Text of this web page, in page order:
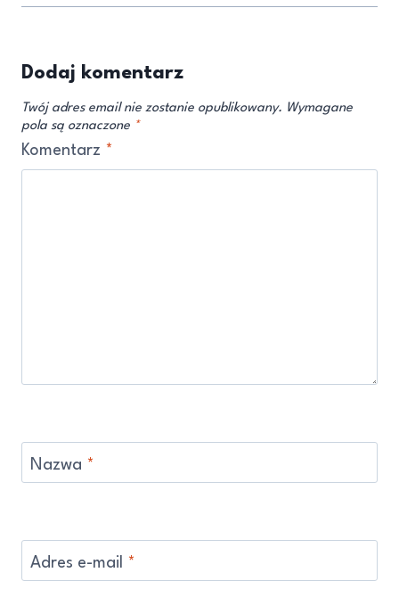
Dodaj komentarz
Twój adres email nie zostanie opublikowany. Wymagane
pola są oznaczone *
Komentarz *
Nazwa *
Adres e-mail *